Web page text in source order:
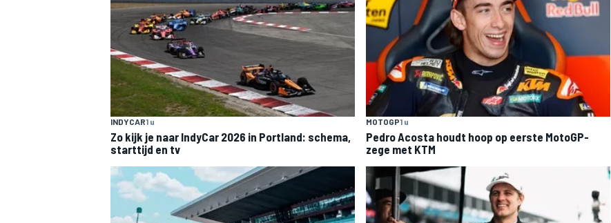
INDYCAR1 u
Zo kijk je naar IndyCar 2026 in Portland: schema,
starttijd en tv
MOTOGP1 u
Pedro Acosta houdt hoop op eerste MotoGP-
zege met KTM